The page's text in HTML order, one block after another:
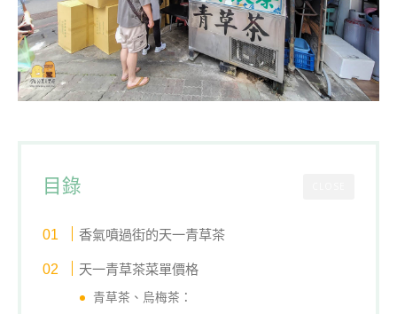
目錄
香氣噴過街的天一青草茶
天一青草茶菜單價格
青草茶、烏梅茶：